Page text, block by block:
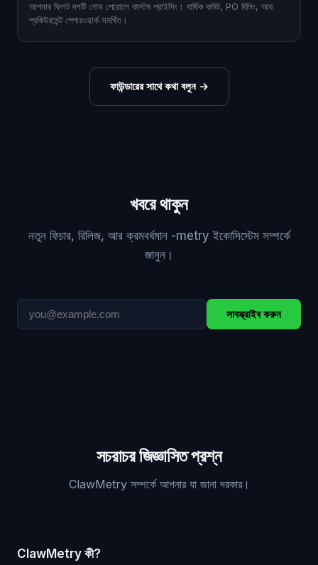
আপনার ফ্লিট দশটি নোড পেরোলে কাস্টম প্রাইসিং। বার্ষিক কমিট, PO বিলিং, আর
প্রকিউরমেন্ট পেপারওয়ার্ক সমর্থিত।
ফাউন্ডারের সাথে কথা বলুন→
খবরে থাকুন
নতুন ফিচার, রিলিজ, আর ক্রমবর্ধমান -metry ইকোসিস্টেম সম্পর্কে
জানুন।
সাবস্ক্রাইব করুন
সচরাচর জিজ্ঞাসিত প্রশ্ন
ClawMetry সম্পর্কে আপনার যা জানা দরকার।
ClawMetry কী?